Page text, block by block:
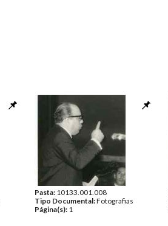
Pasta: 10133.001.008
Tipo Documental:Fotografias
Página(s): 1